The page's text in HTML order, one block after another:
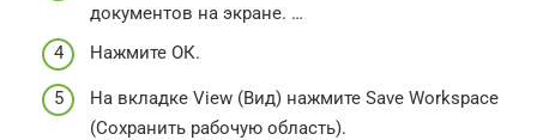
документов на экране. …
Нажмите ОК.
На вкладке View (Вид) нажмите Save Workspace
(Сохранить рабочую область).